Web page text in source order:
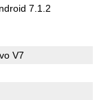
7.1.2
V7